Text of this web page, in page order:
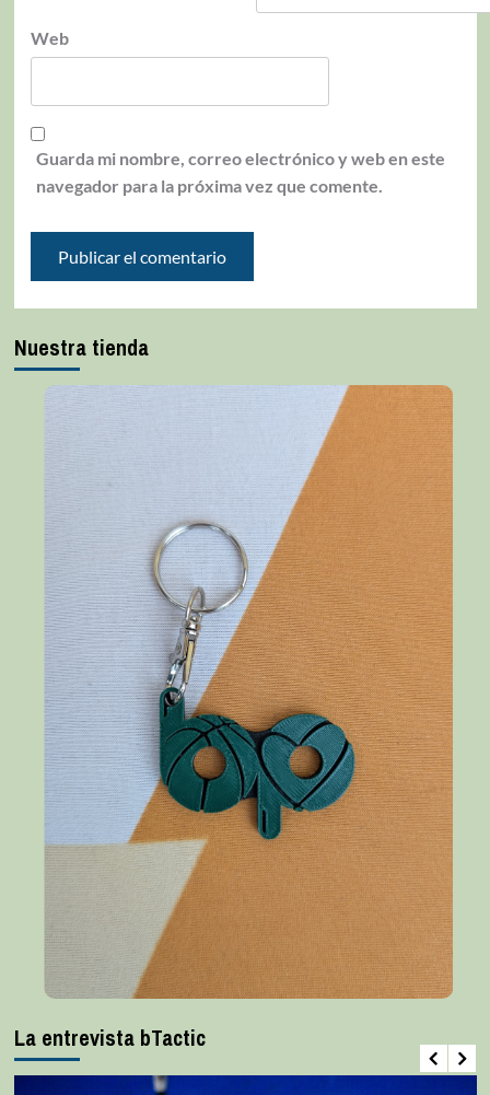
Web
Guarda mi nombre, correo electrónico y web en este
navegador para la próxima vez que comente.
Nuestra tienda
La entrevista bTactic